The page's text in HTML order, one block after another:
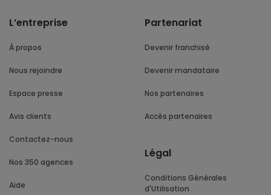
L’entreprise
À propos
Nous rejoindre
Espace presse
Avis clients
Contactez-nous
Nos 350 agences
Aide
Partenariat
Devenir franchisé
Devenir mandataire
Nos partenaires
Accès partenaires
Légal
Conditions Générales
d'Utilisation